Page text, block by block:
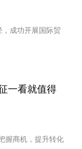
成功开展国际贸
一看就值得
握商机，提升转化